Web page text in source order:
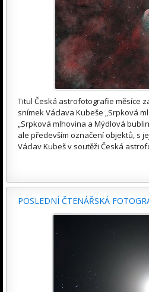
Titul Česká astrofotografie měsíce
snímek Václava Kubeše „Srpková
„Srpková mlhovina a Mýdlová
ale především označení objektů, s
Václav Kubeš v soutěži Česká
POSLEDNÍ ČTENÁŘSKÁ